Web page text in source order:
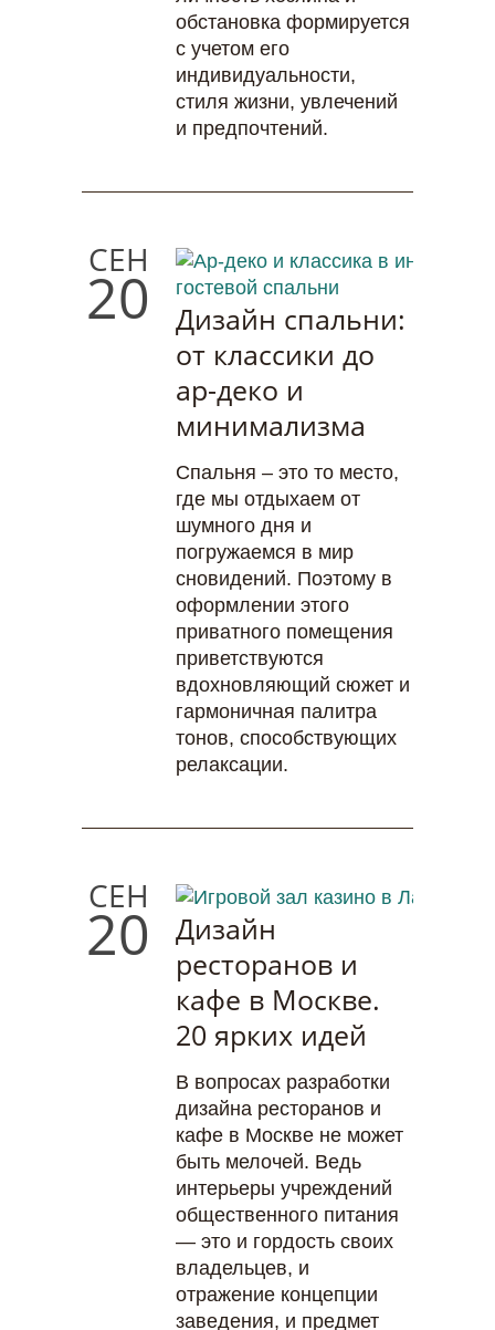
обстановка формируется
с учетом его
индивидуальности,
стиля жизни, увлечений
и предпочтений.
СЕН
20
Дизайн спальни:
от классики до
ар-деко и
минимализма
Спальня – это то место,
где мы отдыхаем от
шумного дня и
погружаемся в мир
сновидений. Поэтому в
оформлении этого
приватного помещения
приветствуются
вдохновляющий сюжет и
гармоничная палитра
тонов, способствующих
релаксации.
СЕН
20
Дизайн
ресторанов и
кафе в Москве.
20 ярких идей
В вопросах разработки
дизайна ресторанов и
кафе в Москве не может
быть мелочей. Ведь
интерьеры учреждений
общественного питания
— это и гордость своих
владельцев, и
отражение концепции
заведения, и предмет